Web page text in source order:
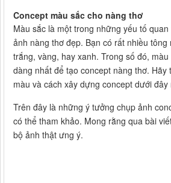
Concept màu sắc cho nàng thơ
Màu sắc là một trong những yếu tố
ảnh nàng thơ đẹp. Bạn có rất nhiều
trắng, vàng, hay xanh. Trong số đó,
dàng nhất để tạo concept nàng thơ. Hãy
màu và cách xây dựng concept dưới đây
Trên đây là những ý tưởng chụp ảnh
có thể tham khảo. Mong rằng qua bài
bộ ảnh thật ưng ý.